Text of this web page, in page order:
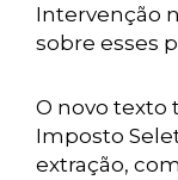
Intervenção
sobre esses
O novo texto
Imposto
extração,